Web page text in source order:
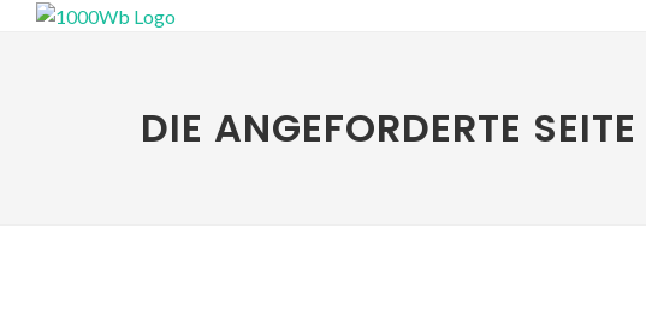
DIE ANGEFORDERTE